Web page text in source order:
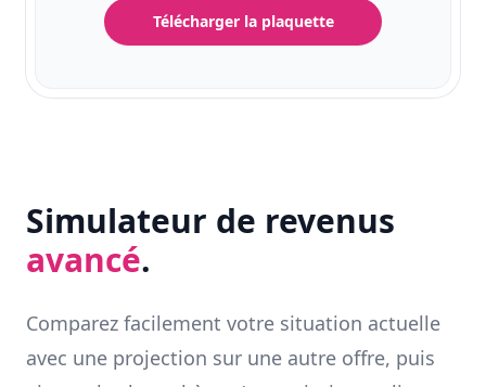
Télécharger la plaquette
Simulateur de revenus
avancé.
Comparez facilement votre situation actuelle
avec une projection sur une autre offre, puis